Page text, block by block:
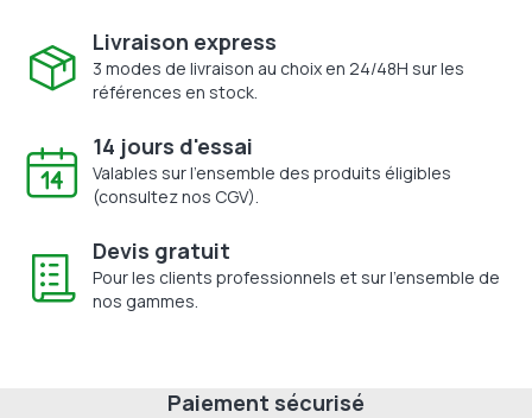
Livraison express
3 modes de livraison au choix en 24/48H sur les
références en stock.
14 jours d'essai
Valables sur l'ensemble des produits éligibles
(consultez nos CGV).
Devis gratuit
Pour les clients professionnels et sur l'ensemble de
nos gammes.
Paiement sécurisé